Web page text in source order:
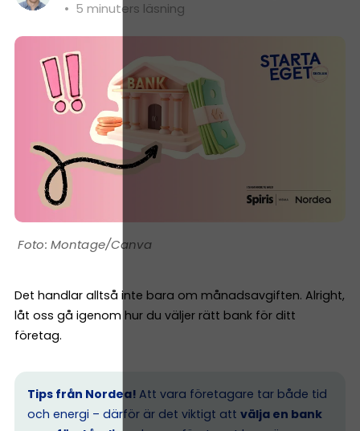
• 5 minuters läsning
Montage/Canva
Det handlar alltså inte bara om månadsavgiften. Alright,
låt oss gå igenom hur du väljer rätt bank för ditt
företag.
Tips från Nordea! Att vara företagare tar både tid
och energi – därför är det viktigt att välja en bank